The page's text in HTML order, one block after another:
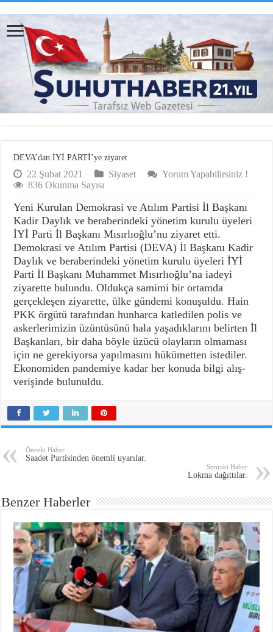
DEVA’dan İYİ PARTİ’ye ziyaret
22 Şubat 2021 Siyaset
Yorum Yapabilirsiniz !
836 Okunma Sayısı
Yeni Kurulan Demokrasi ve Atılım Partisi İl Başkanı
Kadir Daylık ve beraberindeki yönetim kurulu üyeleri
İYİ Parti İl Başkanı Mısırlıoğlu’nu ziyaret etti.
Demokrasi ve Atılım Partisi (DEVA) İl Başkanı Kadir
Daylık ve beraberindeki yönetim kurulu üyeleri İYİ
Parti İl Başkanı Muhammet Mısırlıoğlu’na iadeyi
ziyarette bulundu. Oldukça samimi bir ortamda
gerçekleşen ziyarette, ülke gündemi konuşuldu. Hain
PKK örgütü tarafından hunharca katledilen polis ve
askerlerimizin üzüntüsünü hala yaşadıklarını belirten İl
Başkanları, bir daha böyle üzücü olayların olmaması
için ne gerekiyorsa yapılmasını hükümetten istediler.
Ekonomiden pandemiye kadar her konuda bilgi alış-
verişinde bulunuldu.
Önceki Haber
Saadet Partisinden önemli uyarılar.
Sonraki Haber
Lokma dağıttılar.
Benzer Haberler